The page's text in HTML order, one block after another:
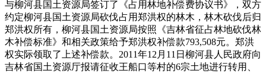
与柳河县国土资源局签订了《占用林地补偿费协议书》，双方
约定柳河县国土资源局砍伐占用郑洪权的林木，林木砍伐后归
郑洪权所有，柳河县国土资源局按照《吉林省征占林地砍伐林
木补偿标准》和相关政策给予郑洪权补偿款793,508元。郑洪
权实际领取了上述补偿款。2011年12月11日柳河县人民政府向
吉林省国土资源厅报请征收王船口等村的6宗土地进行转用、